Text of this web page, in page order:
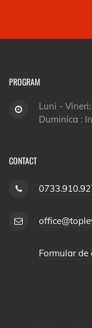
PROGRAM
Luni -
Duminica :
CONTACT
Formular de